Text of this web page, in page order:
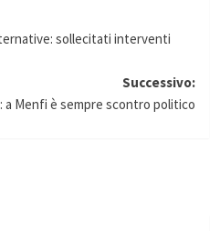
sollecitati interventi
Successivo:
a Menfi è sempre scontro politico